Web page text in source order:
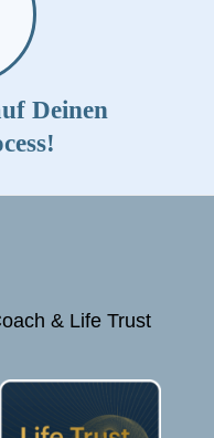
Deinen
& Life Trust